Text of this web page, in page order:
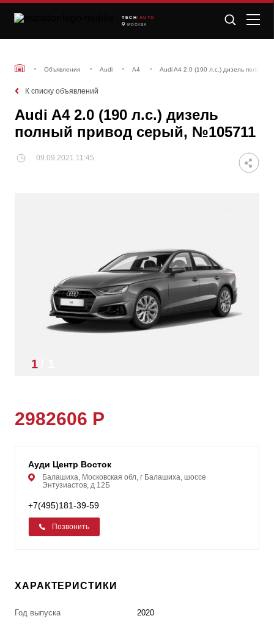
TECH /AUTO
МОСКВА
Объявления Audi A4 Audi A4 2.0 (190 л.с.) дизель полный
К списку объявлений
Audi A4 2.0 (190 л.с.) дизель
полный привод серый, №105711
09.09.2021 11:45
1
2982606 Р
Ауди Центр Восток
Балашиха, Московская обл, г Балашиха, шоссе
Энтузиастов, д 12Б
+7(495)181-39-59
Позвонить
ХАРАКТЕРИСТИКИ
Год выпуска
2020